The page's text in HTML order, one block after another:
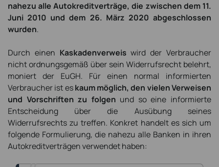
nahezu alle Autokreditverträge, die zwischen dem 11.
Juni 2010 und dem 26. März 2020 abgeschlossen
wurden.
Durch einen Kaskadenverweis wird der Verbraucher
nicht ordnungsgemäß über sein Widerrufsrecht belehrt,
moniert der EuGH. Für einen normal informierten
Verbraucher ist eskaum möglich, den vielen Verweisen
und Vorschriften zu folgen und so eine informierte
Entscheidung über die Ausübung seines
Widerrufsrechts zu treffen. Konkret handelt es sich um
folgende Formulierung, die nahezu alle Banken in ihren
Autokreditverträgen verwendet haben: